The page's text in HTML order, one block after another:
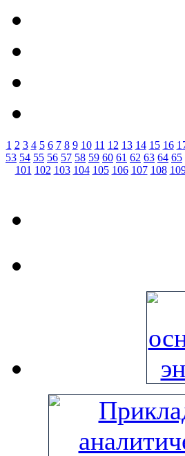
1 2 3 4 5 6 7 8 9 10 11 12 13 14 15 16
53 54 55 56 57 58 59 60 61 62 63 64 65
101 102 103 104 105 106 107 108